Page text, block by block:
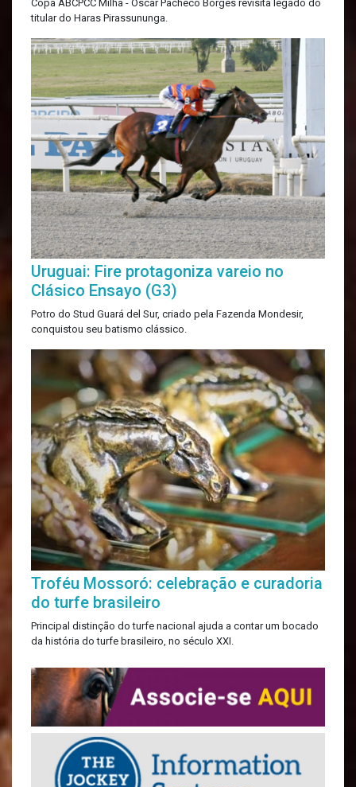
Copa ABCPCC Milha - Oscar Pacheco Borges revisita legado do
titular do Haras Pirassununga.
Uruguai: Fire protagoniza vareio no
Clásico Ensayo (G3)
Potro do Stud Guará del Sur, criado pela Fazenda Mondesir,
conquistou seu batismo clássico.
Troféu Mossoró: celebração e curadoria
do turfe brasileiro
Principal distinção do turfe nacional ajuda a contar um bocado
da história do turfe brasileiro, no século XXI.